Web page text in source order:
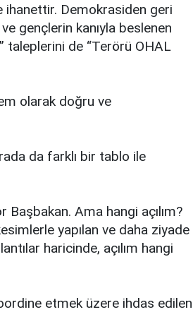
ihanettir. Demokrasiden geri
gençlerin kanıyla beslenen
taleplerini de “Terörü OHAL
olarak doğru ve
da farklı bir tablo ile
Başbakan. Ama hangi açılım?
yapılan ve daha ziyade
haricinde, açılım hangi
etmek üzere ihdas edilen